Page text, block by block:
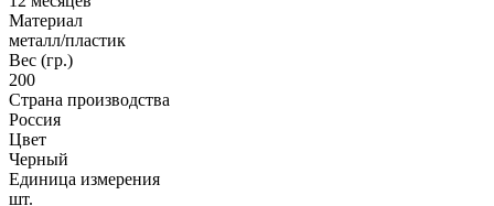
Материал
металл/пластик
Вес (гр.)
200
Страна производства
Россия
Цвет
Черный
Единица измерения
шт.